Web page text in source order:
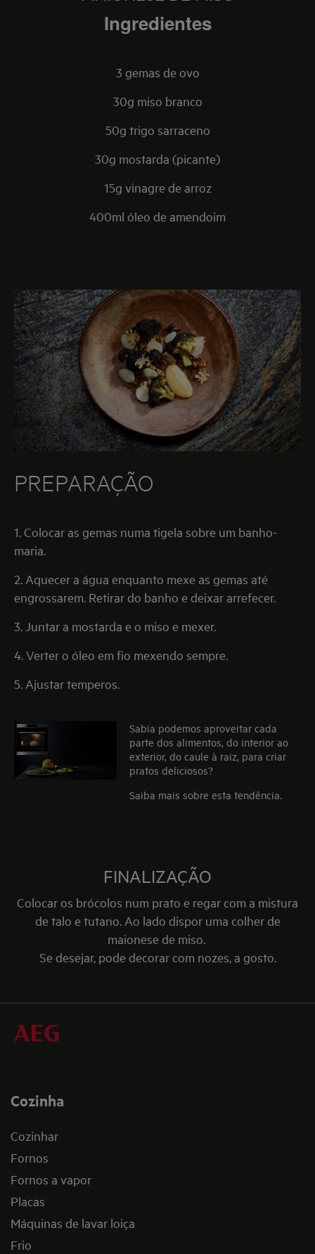
Ingredientes
3 gemas de ovo
30g miso branco
50g trigo sarraceno
30g mostarda (picante)
15g vinagre de arroz
400ml óleo de amendoim
PREPARAÇÃO
1. Colocar as gemas numa tigela sobre um banho-
maria.
2. Aquecer a água enquanto mexe as gemas até
engrossarem. Retirar do banho e deixar arrefecer.
3. Juntar a mostarda e o miso e mexer.
4. Verter o óleo em fio mexendo sempre.
5. Ajustar temperos.
Sabia podemos aproveitar cada
parte dos alimentos, do interior ao
exterior, do caule à raiz, para criar
pratos deliciosos?
Saiba mais sobre esta tendência.
FINALIZAÇÃO
Colocar os brócolos num prato e regar com a mistura
de talo e tutano. Ao lado dispor uma colher de
maionese de miso.
Se desejar, pode decorar com nozes, a gosto.
Cozinha
Cozinhar
Fornos
Fornos a vapor
Placas
Máquinas de lavar loiça
Frio